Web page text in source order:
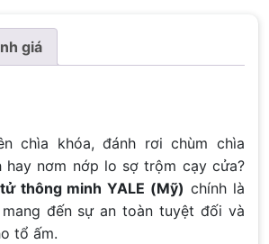
giá
chìa khóa, đánh rơi chùm chìa
hay nơm nớp lo sợ trộm cạy cửa?
thông minh YALE (Mỹ) chính là
mang đến sự an toàn tuyệt đối và
tổ ấm.